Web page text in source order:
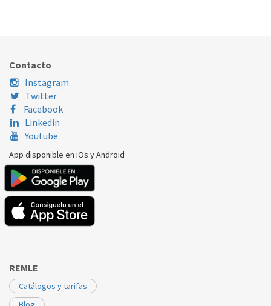
INDESIT
INDESIT
INDESIT
INDESIT
D41FR
INDESIT
INDESIT
INDESIT
INDESIT
Contacto
Instagram
Twitter
Facebook
Linkedin
Youtube
App disponible en iOs y Android
REMLE
Catálogos y tarifas